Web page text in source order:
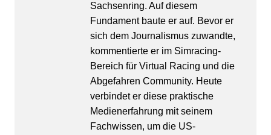
Sachsenring. Auf diesem
Fundament baute er auf. Bevor er
sich dem Journalismus zuwandte,
kommentierte er im Simracing-
Bereich für Virtual Racing und die
Abgefahren Community. Heute
verbindet er diese praktische
Medienerfahrung mit seinem
Fachwissen, um die US-